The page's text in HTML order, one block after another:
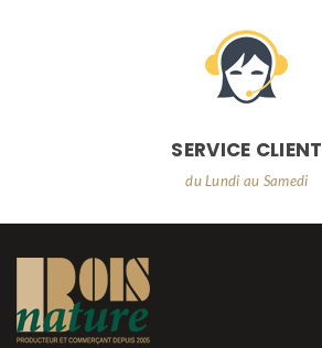
SERVICE CLIENT
du Lundi au Samedi